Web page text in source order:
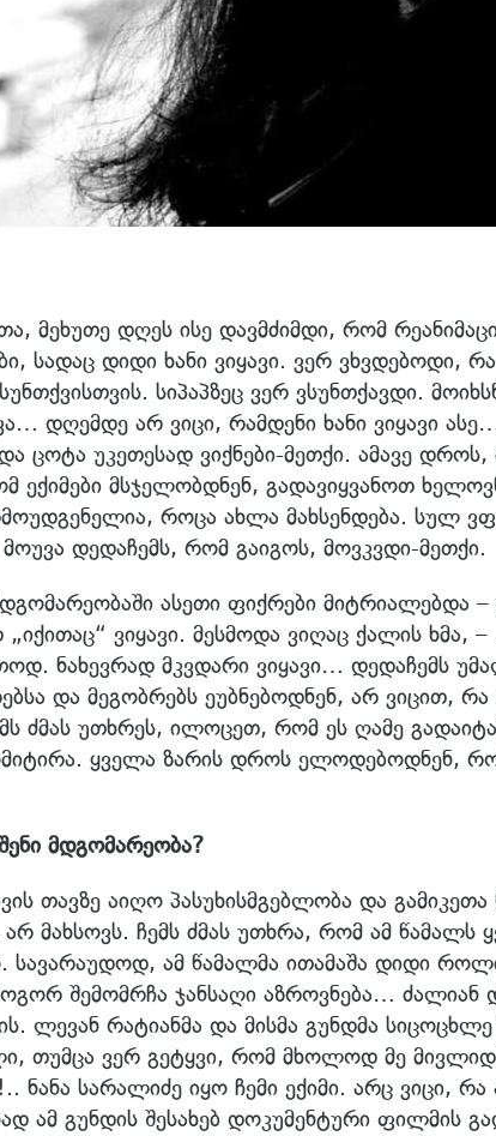
მეხუთე დღეს ისე დავმძიმდი, რომ
სადაც დიდი ხანი ვიყავი. ვერ ვხვდებოდი,
სიპაპზეც ვერ ვსუნთქავდი.
დღემდე არ ვიცი, რამდენი ხანი ვიყავი
ცოტა უკეთესად ვიქნები-მეთქი. ამავე დროს,
მსჯელობდნენ, გადავიყვანოთ
როცა ახლა მახსენდება. სულ
დედაჩემს, რომ გაიგოს, მოვკვდი-მეთქი.
ასეთი ფიქრები მიტრიალებდა
ვიყავი. მესმოდა ვიღაც ქალის ხმა, –
ნახევრად მკვდარი ვიყავი… დედაჩემს
და მეგობრებს ეუბნებოდნენ, არ ვიცით,
ძმას უთხრეს, ილოცეთ, რომ ეს ღამე
ყველა ზარის დროს ელოდებოდნენ,
მდგომარეობა?
თავზე აიღო პასუხისმგებლობა და
მახსოვს. ჩემს ძმას უთხრა, რომ ამ წამალს
სავარაუდოდ, ამ წამალმა ითამაშა დიდი
შემომრჩა ჯანსაღი აზროვნება… ძალიან
ლევან რატიანმა და მისმა გუნდმა სიცოცხლე
თუმცა ვერ გეტყვი, რომ მხოლოდ მე
ნანა სარალიძე იყო ჩემი ექიმი. არც ვიცი,
ამ გუნდის შესახებ დოკუმენტური ფილმის